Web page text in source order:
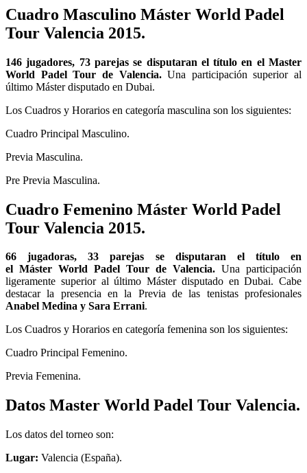
Cuadro Masculino Máster World Padel
Tour Valencia 2015.
146 jugadores, 73 parejas se disputaran el título en el Master
World Padel Tour de Valencia.Una participación superior al
último Máster disputado en Dubai.
Los Cuadros y Horarios en categoría masculina son los siguientes:
Cuadro Principal Masculino.
Previa Masculina.
Pre Previa Masculina.
Cuadro Femenino Máster World Padel
Tour Valencia 2015.
66 jugadoras, 33 parejas se disputaran el título en
el Máster World Padel Tour de Valencia. Una participación
ligeramente superior al último Máster disputado en Dubai. Cabe
destacar la presencia en la Previa de las tenistas profesionales
Anabel Medina y Sara Errani.
Los Cuadros y Horarios en categoría femenina son los siguientes:
Cuadro Principal Femenino.
Previa Femenina.
Datos Master World Padel Tour Valencia.
Los datos del torneo son:
Lugar: Valencia (España).